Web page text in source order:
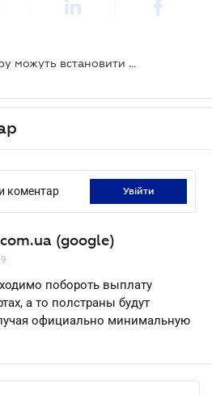
Ставку військового збору можуть встановити від 0,5% до 10%
коментар увійти
(google)
побороть выплату
а то полстраны будут
официально минимальную